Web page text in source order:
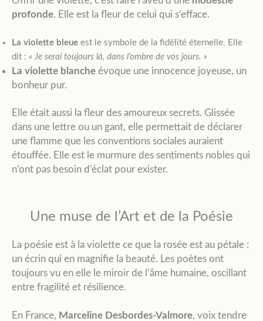
profonde. Elle est la fleur de celui qui s’efface.
La violette bleue est le symbole de la fidélité éternelle. Elle
dit : « Je serai toujours là, dans l’ombre de vos jours. »
La violette blanche évoque une innocence joyeuse, un
bonheur pur.
Elle était aussi la fleur des amoureux secrets. Glissée
dans une lettre ou un gant, elle permettait de déclarer
une flamme que les conventions sociales auraient
étouffée. Elle est le murmure des sentiments nobles qui
n’ont pas besoin d’éclat pour exister.
Une muse de l’Art et de la Poésie
La poésie est à la violette ce que la rosée est au pétale :
un écrin qui en magnifie la beauté. Les poètes ont
toujours vu en elle le miroir de l’âme humaine, oscillant
entre fragilité et résilience.
En France, Marceline Desbordes-Valmore, voix tendre